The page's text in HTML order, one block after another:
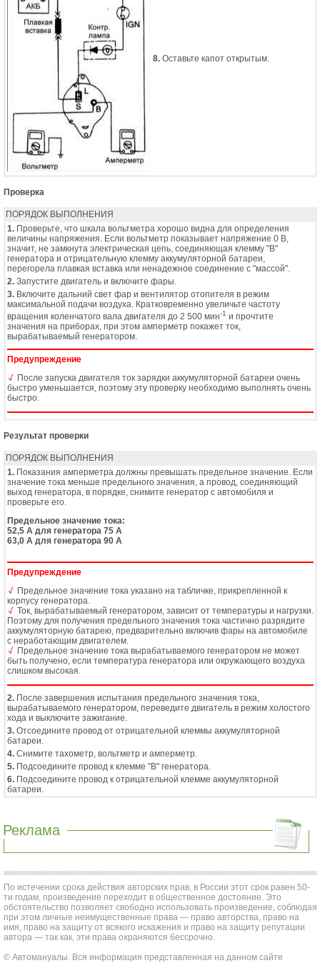
8. Оставьте капот открытым.
Проверка
ПОРЯДОК ВЫПОЛНЕНИЯ
1. Проверьте, что шкала вольтметра хорошо видна для определения
величины напряжения. Если вольтметр показывает напряжение 0 В,
значит, не замкнута электрическая цепь, соединяющая клемму "B"
генератора и отрицательную клемму аккумуляторной батареи,
перегорела плавкая вставка или ненадежное соединение с "массой".
2. Запустите двигатель и включите фары.
3. Включите дальний свет фар и вентилятор отопителя в режим
максимальной подачи воздуха. Кратковременно увеличьте частоту
вращения коленчатого вала двигателя до 2 500 мин-1 и прочтите
значения на приборах, при этом амперметр покажет ток,
вырабатываемый генератором.
Предупреждение
После запуска двигателя ток зарядки аккумуляторной батареи очень
быстро уменьшается, поэтому эту проверку необходимо выполнять очень
быстро.
Результат проверки
ПОРЯДОК ВЫПОЛНЕНИЯ
1. Показания амперметра должны превышать предельное значение. Если
значение тока меньше предельного значения, а провод, соединяющий
выход генератора, в порядке, снимите генератор с автомобиля и
проверьте его.
Предельное значение тока:
52,5 А для генератора 75 А
63,0 А для генератора 90 А
Предупреждение
Предельное значение тока указано на табличке, прикрепленной к
корпусу генератора.
Ток, вырабатываемый генератором, зависит от температуры и нагрузки.
Поэтому для получения предельного значения тока частично разрядите
аккумуляторную батарею, предварительно включив фары на автомобиле
с неработающим двигателем.
Предельное значение тока вырабатываемого генератором не может
быть получено, если температура генератора или окружающего воздуха
слишком высокая.
2. После завершения испытания предельного значения тока,
вырабатываемого генератором, переведите двигатель в режим холостого
хода и выключите зажигание.
3. Отсоедините провод от отрицательной клеммы аккумуляторной
батареи.
4. Снимите тахометр, вольтметр и амперметр.
5. Подсоедините провод к клемме "B" генератора.
6. Подсоедините провод к отрицательной клемме аккумуляторной
батареи.
Реклама
По истечении срока действия авторских прав, в России этот срок равен 50-
ти годам, произведение переходит в общественное достояние. Это
обстоятельство позволяет свободно использовать произведение, соблюдая
при этом личные неимущественные права — право авторства, право на
имя, право на защиту от всякого искажения и право на защиту репутации
автора — так как, эти права охраняются бессрочно.
© Автомануалы. Вся информация представленная на данном сайте